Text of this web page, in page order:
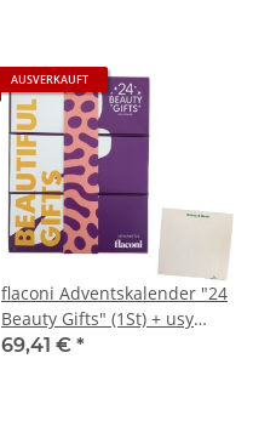
AUSVERKAUFT
flaconi Adventskalender "24
Beauty Gifts" (1St) + usy
Block
69,41 € *